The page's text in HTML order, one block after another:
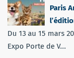
Paris
Du 13 au 15 mars
Expo Porte de V...